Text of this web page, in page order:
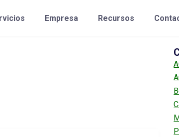
Empresa Recursos